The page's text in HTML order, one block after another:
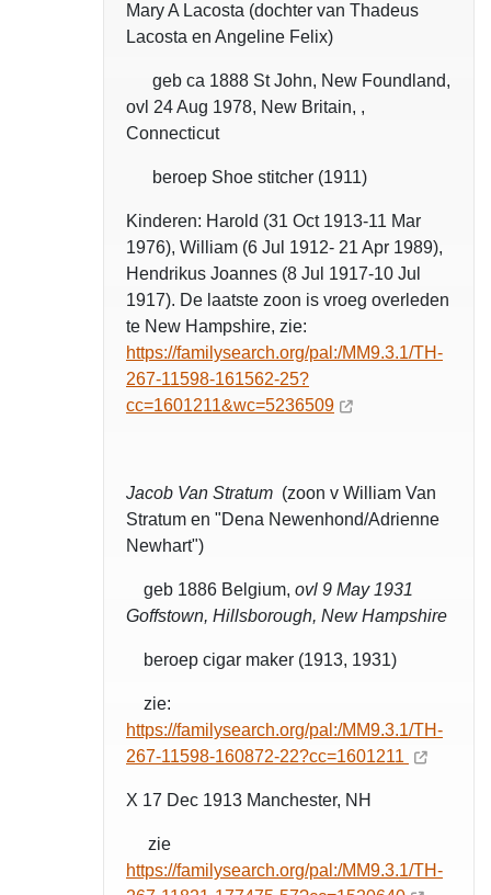
Mary A Lacosta (dochter van Thadeus
Lacosta en Angeline Felix)
geb ca 1888 St John, New Foundland,
ovl 24 Aug 1978, New Britain, ,
Connecticut
beroep Shoe stitcher (1911)
Kinderen: Harold (31 Oct 1913-11 Mar
1976), William (6 Jul 1912- 21 Apr 1989),
Hendrikus Joannes (8 Jul 1917-10 Jul
1917). De laatste zoon is vroeg overleden
te New Hampshire, zie:
https://familysearch.org/pal:/MM9.3.1/TH-
267-11598-161562-25?
cc=1601211&wc=5236509
Jacob Van Stratum (zoon v William Van
Stratum en "Dena Newenhond/Adrienne
Newhart")
geb 1886 Belgium, ovl 9 May 1931
Goffstown, Hillsborough, New Hampshire
beroep cigar maker (1913, 1931)
zie:
https://familysearch.org/pal:/MM9.3.1/TH-
267-11598-160872-22?cc=1601211
X 17 Dec 1913 Manchester, NH
zie
https://familysearch.org/pal:/MM9.3.1/TH-